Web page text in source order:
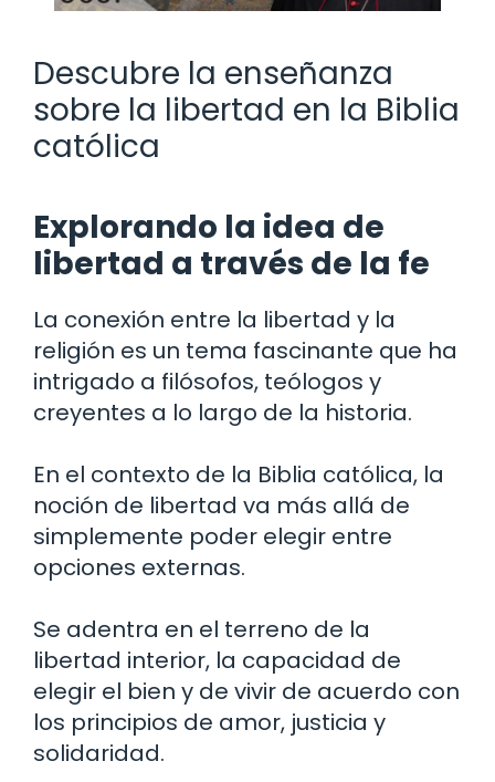
Descubre la enseñanza
sobre la libertad en la Biblia
católica
Explorando la idea de
libertad a través de la fe
La conexión entre la libertad y la
religión es un tema fascinante que ha
intrigado a filósofos, teólogos y
creyentes a lo largo de la historia.
En el contexto de la Biblia católica, la
noción de libertad va más allá de
simplemente poder elegir entre
opciones externas.
Se adentra en el terreno de la
libertad interior, la capacidad de
elegir el bien y de vivir de acuerdo con
los principios de amor, justicia y
solidaridad.